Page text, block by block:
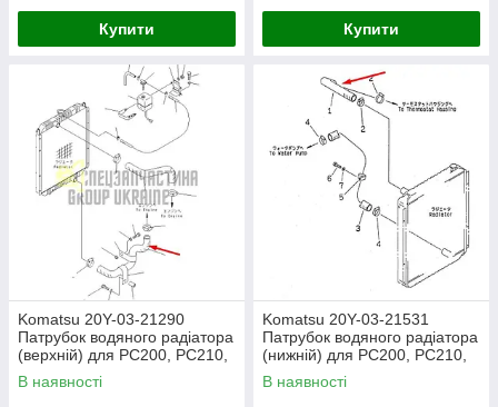
Купити Купити
Komatsu 20Y-03-21290
Патрубок водяного радіатора
(верхній) для PC200, PC210,
PC220
В наявності
Komatsu 20Y-03-21531
Патрубок водяного радіатора
(нижній) для PC200, PC210,
PC220
В наявності